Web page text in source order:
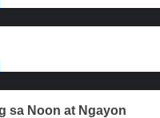
sa Noon at Ngayon